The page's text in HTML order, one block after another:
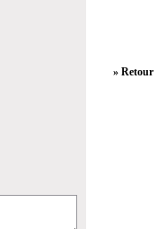
» Retour